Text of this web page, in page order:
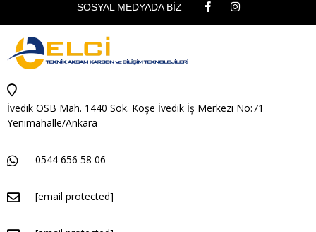
SOSYAL MEDYADA BİZ
İvedik OSB Mah. 1440 Sok. Köşe İvedik İş Merkezi No:71
Yenimahalle/Ankara
0544 656 58 06
[email protected]